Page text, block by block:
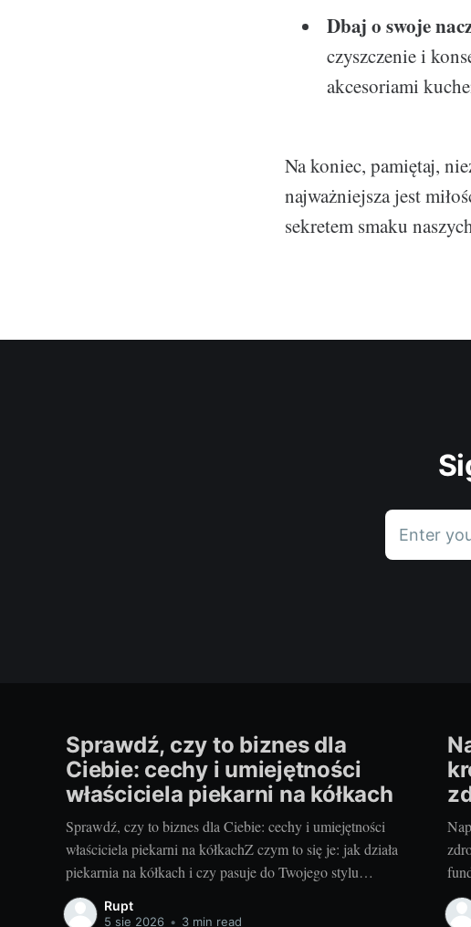
Dbaj o swoje
czyszczenie i
akcesoriami
Na koniec, pamiętaj,
najważniejsza jest
sekretem smaku
Enter
Sprawdź, czy to biznes dla
Ciebie: cechy i umiejętności
właściciela piekarni na kółkach
Sprawdź, czy to biznes dla Ciebie: cechy i umiejętności
właściciela piekarni na kółkachZ czym to się je: jak działa
piekarnia na kółkach i czy pasuje do Twojego stylu
życiaZapach świeżych bułek o świcie i uśmiechy
klientów, gdy otwierasz klapę auta – za to kocha się
Rupt
5 sie 2026 • 3 min read